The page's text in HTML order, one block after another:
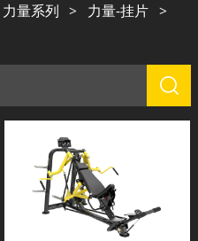
力量系列 > 力量-挂片 >